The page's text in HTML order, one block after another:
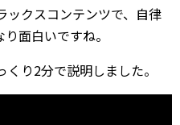
クスコンテンツで、自律
面白いですね。
り2分で説明しました。